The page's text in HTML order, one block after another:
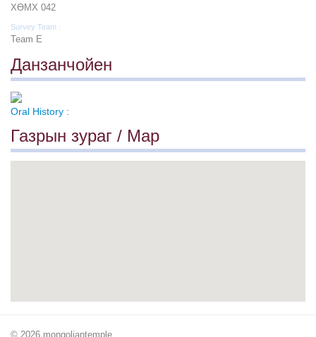
ХӨМХ 042
Survey Team :
Team E
Данзанчойен
Oral History :
Газрын зураг / Map
© 2026 mongoliantemple